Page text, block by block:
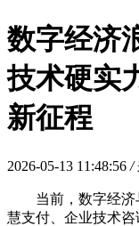
数字经济
技术硬实
新征程
2026-05-13 11:48:56 /
当前，数字经
慧支付、企业技术咨